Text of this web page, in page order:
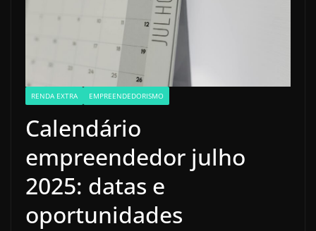
RENDA EXTRA EMPREENDEDORISMO
Calendário
empreendedor julho
2025: datas e
oportunidades